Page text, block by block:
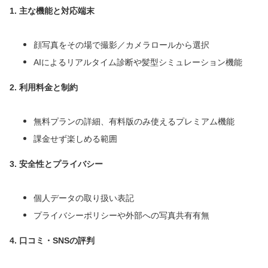
1. 主な機能と対応端末
顔写真をその場で撮影／カメラロールから選択
AIによるリアルタイム診断や髪型シミュレーション機能
2. 利用料金と制約
無料プランの詳細、有料版のみ使えるプレミアム機能
課金せず楽しめる範囲
3. 安全性とプライバシー
個人データの取り扱い表記
プライバシーポリシーや外部への写真共有有無
4. 口コミ・SNSの評判